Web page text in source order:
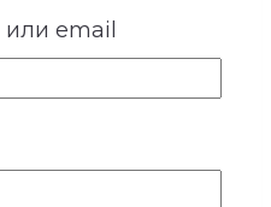
вслух,
часто
обид и
email